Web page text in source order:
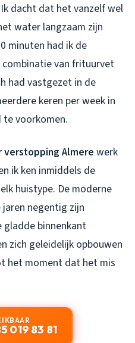
dacht dat het vanzelf wel
water langzaam zijn
minuten had ik de
van frituurvet
had vastgezet in de
keren per week in
te voorkomen.
verstopping Almere werk
ik ken inmiddels de
huistype. De moderne
jaren negentig zijn
gladde binnenkant
zich geleidelijk opbouwen
het moment dat het mis
019 83 81